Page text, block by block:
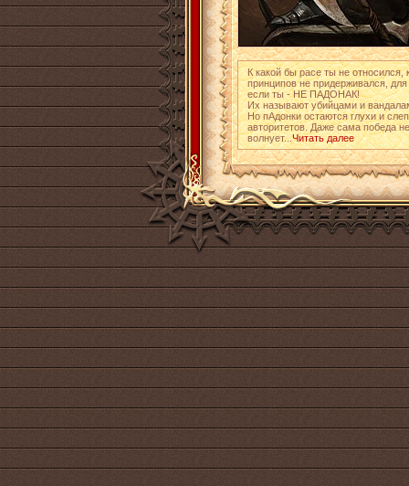
К какой бы расе ты не относился,
принципов не придерживался,
если ты - НЕ ПАДОНАК!
Их называют убийцами и
Но пАдонки остаются глухи и
авторитетов. Даже сама победа
волнует...Читать далее